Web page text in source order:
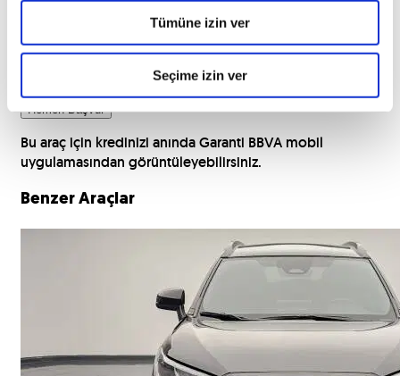
Tümüne izin ver
Seçime izin ver
vermektedir.
Hemen Başvur
Bu araç için kredinizi anında Garanti BBVA mobil
uygulamasından görüntüleyebilirsiniz.
Benzer Araçlar